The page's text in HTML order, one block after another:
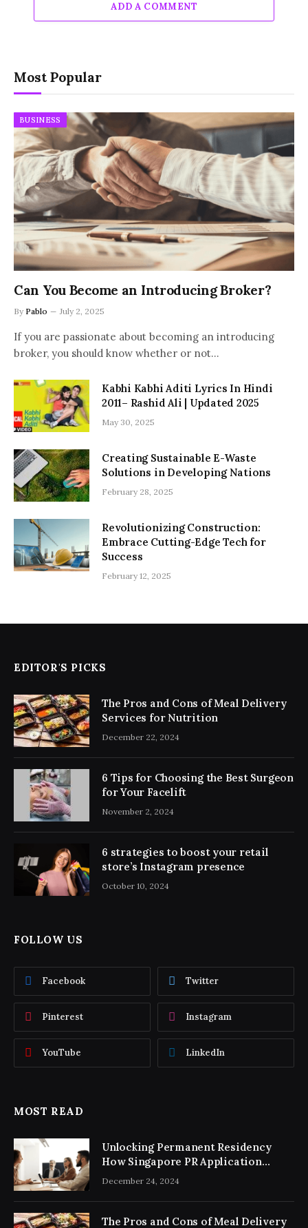
ADD A COMMENT
Most Popular
BUSINESS
Can You Become an Introducing Broker?
By Pablo July 2, 2025
If you are passionate about becoming an introducing
broker, you should know whether or not…
Kabhi Kabhi Aditi Lyrics In Hindi
2011– Rashid Ali | Updated 2025
May 30, 2025
Creating Sustainable E-Waste
Solutions in Developing Nations
February 28, 2025
Revolutionizing Construction:
Embrace Cutting-Edge Tech for
Success
February 12, 2025
EDITOR'S PICKS
The Pros and Cons of Meal Delivery
Services for Nutrition
December 22, 2024
6 Tips for Choosing the Best Surgeon
for Your Facelift
November 2, 2024
6 strategies to boost your retail
store’s Instagram presence
October 10, 2024
FOLLOW US
Facebook Twitter
Pinterest Instagram
YouTube LinkedIn
MOST READ
Unlocking Permanent Residency
How Singapore PR Application
Consultancy Simplifies the Process
December 24, 2024
The Pros and Cons of Meal Delivery